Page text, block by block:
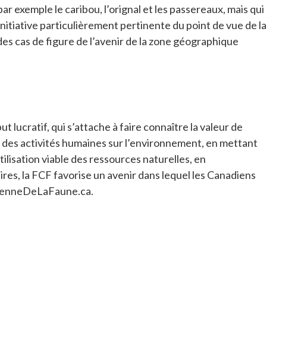
exemple le caribou, l’orignal et les passereaux, mais qui
particulièrement pertinente du point de vue de la
cas de figure de l’avenir de la zone géographique
lucratif, qui s’attache à faire connaître la valeur de
activités humaines sur l’environnement, en mettant
viable des ressources naturelles, en
la FCF favorise un avenir dans lequel les Canadiens